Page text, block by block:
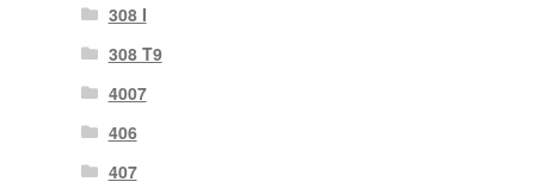
308 Ι
308 Τ9
4007
406
407